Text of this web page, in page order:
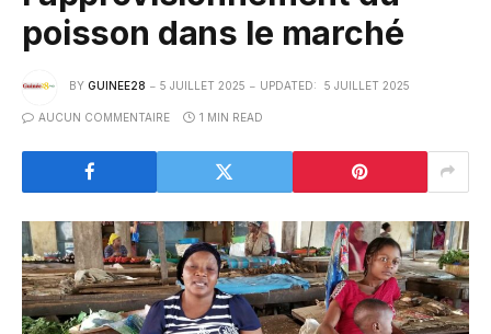
poisson dans le marché
BY GUINEE28 5 JUILLET 2025 UPDATED: 5 JUILLET 2025
AUCUN COMMENTAIRE 1 MIN READ